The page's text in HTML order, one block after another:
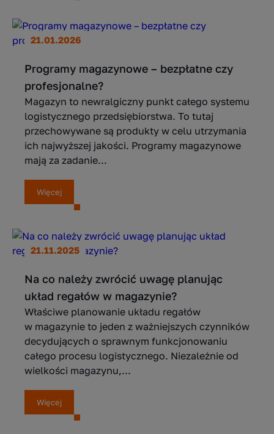
21.01.2026
Programy magazynowe – bezpłatne czy
profesjonalne?
Magazyn to newralgiczny punkt całego systemu
logistycznego przedsiębiorstwa. To tutaj
przechowywane są produkty w celu utrzymania
ich najwyższej jakości. Programy magazynowe
mają za zadanie...
Więcej
21.11.2025
Na co należy zwrócić uwagę planując
układ regałów w magazynie?
Właściwe planowanie układu regałów
w magazynie to jeden z ważniejszych czynników
decydujących o sprawnym funkcjonowaniu
całego procesu logistycznego. Niezależnie od
wielkości magazynu,...
Więcej